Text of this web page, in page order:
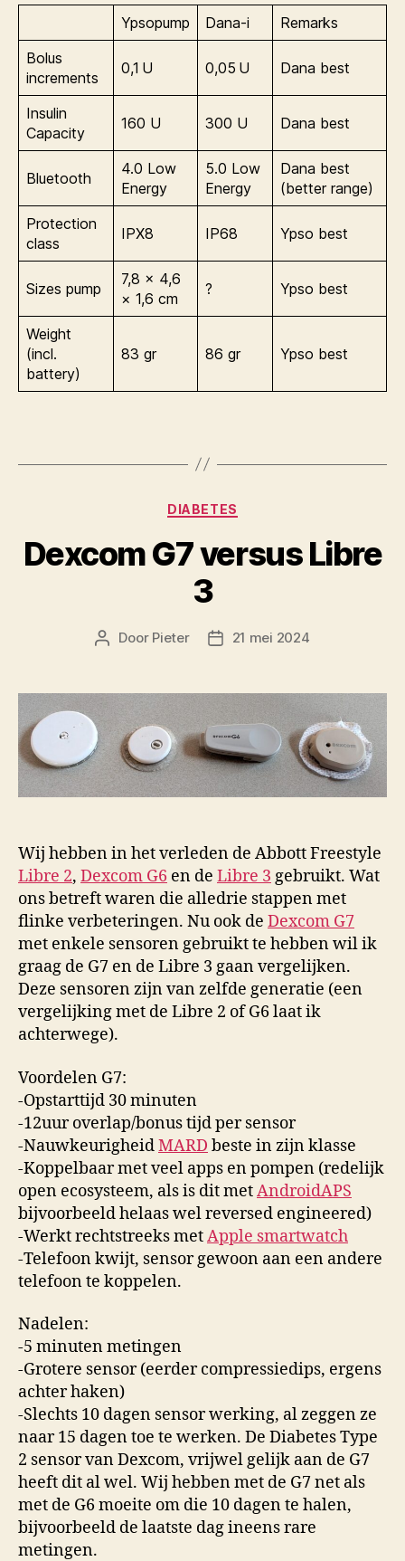
Ypsopump Dana-i
Remarks
Bolus
increments
0,1 U 0,05 U Dana best
Insulin
Capacity
160 U 300 U Dana best
Bluetooth
4.0 Low
Energy
5.0 Low
Energy
Dana best
(better range)
Protection
class
IPX8 IP68 Ypso best
Sizes pump
7,8 × 4,6
× 1,6 cm
? Ypso best
Weight
(incl.
battery)
83 gr 86 gr Ypso best
Categorieën
DIABETES
Dexcom G7 versus Libre
3
Berichtauteur
Door Pieter Berichtdatum
21 mei 2024
Wij hebben in het verleden de Abbott Freestyle
Libre 2, Dexcom G6 en de Libre 3 gebruikt. Wat
ons betreft waren die alledrie stappen met
flinke verbeteringen. Nu ook de Dexcom G7
met enkele sensoren gebruikt te hebben wil ik
graag de G7 en de Libre 3 gaan vergelijken.
Deze sensoren zijn van zelfde generatie (een
vergelijking met de Libre 2 of G6 laat ik
achterwege).
Voordelen G7:
-Opstarttijd 30 minuten
-12uur overlap/bonus tijd per sensor
-NauwkeurigheidMARD beste in zijn klasse
-Koppelbaar met veel apps en pompen (redelijk
open ecosysteem, als is dit metAndroidAPS
bijvoorbeeld helaas wel reversed engineered)
-Werkt rechtstreeks metApple smartwatch
-Telefoon kwijt, sensor gewoon aan een andere
telefoon te koppelen.
Nadelen:
-5 minuten metingen
-Grotere sensor (eerder compressiedips, ergens
achter haken)
-Slechts 10 dagen sensor werking, al zeggen ze
naar 15 dagen toe te werken. De Diabetes Type
2 sensor van Dexcom, vrijwel gelijk aan de G7
heeft dit al wel. Wij hebben met de G7 net als
met de G6 moeite om die 10 dagen te halen,
bijvoorbeeld de laatste dag ineens rare
metingen.